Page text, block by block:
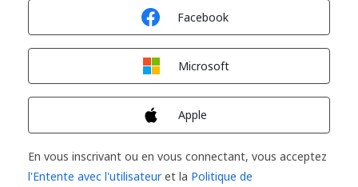
Facebook
Microsoft
Apple
En vous inscrivant ou en vous connectant, vous acceptez
l'Entente avec l'utilisateuret la Politique de